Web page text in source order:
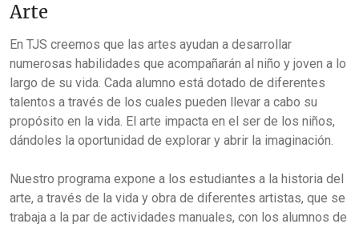
Arte
En TJS creemos que las artes ayudan a desarrollar
numerosas habilidades que acompañarán al niño y joven a lo
largo de su vida. Cada alumno está dotado de diferentes
talentos a través de los cuales pueden llevar a cabo su
propósito en la vida. El arte impacta en el ser de los niños,
dándoles la oportunidad de explorar y abrir la imaginación.
Nuestro programa expone a los estudiantes a la historia del
arte, a través de la vida y obra de diferentes artistas, que se
trabaja a la par de actividades manuales, con los alumnos de